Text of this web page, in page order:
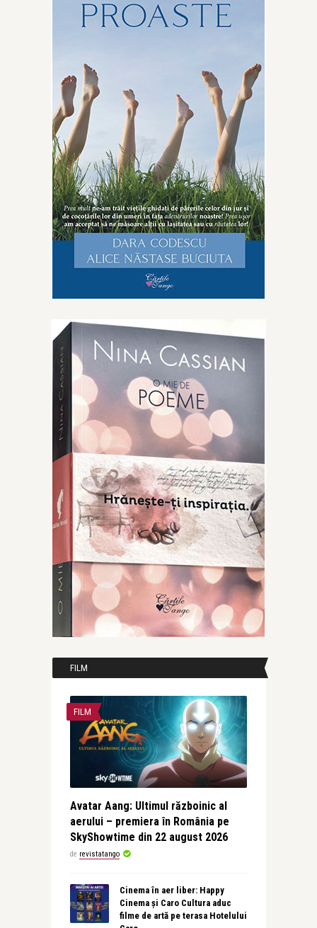
FILM
FILM
Avatar Aang: Ultimul războinic al
aerului – premiera în România pe
SkyShowtime din 22 august 2026
de revistatango
Cinema în aer liber: Happy
Cinema și Caro Cultura aduc
filme de artă pe terasa Hotelului